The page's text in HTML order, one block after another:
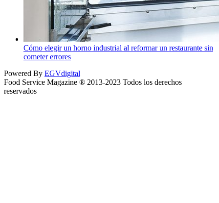
Cómo elegir un horno industrial al reformar un restaurante sin
cometer errores
Powered By EGVdigital
Food Service Magazine ® 2013-2023 Todos los derechos
reservados